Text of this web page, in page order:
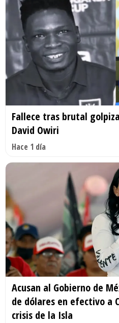
Fallece tras brutal
David Owiri
Hace 1 día
Acusan al Gobierno de
de dólares en efectivo a
crisis de la Isla